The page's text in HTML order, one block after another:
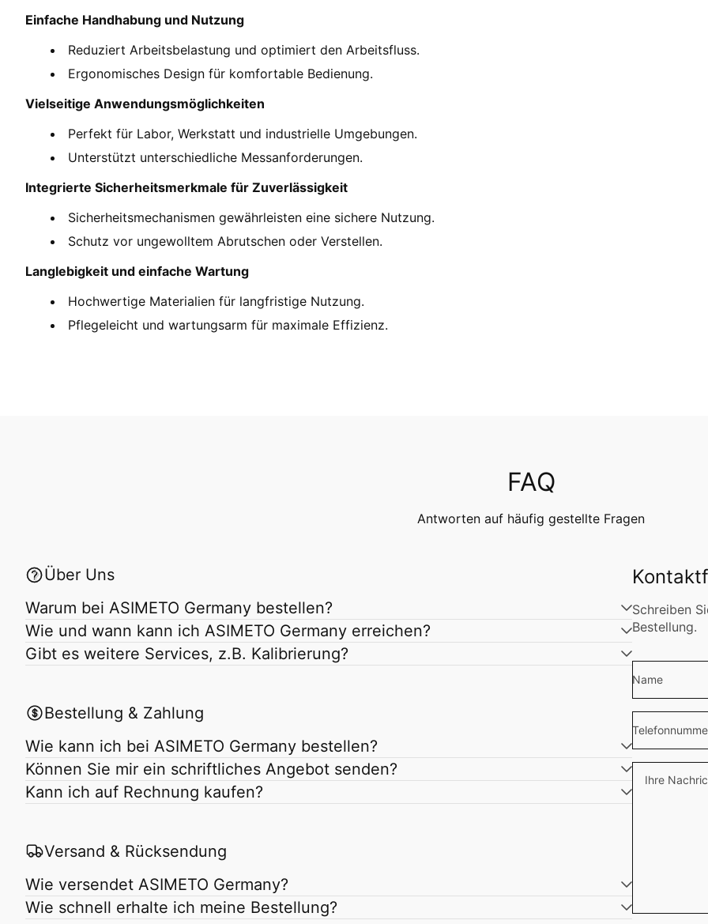
Einfache Handhabung und Nutzung
Reduziert Arbeitsbelastung und optimiert den Arbeitsfluss.
Ergonomisches Design für komfortable Bedienung.
Vielseitige Anwendungsmöglichkeiten
Perfekt für Labor, Werkstatt und industrielle Umgebungen.
Unterstützt unterschiedliche Messanforderungen.
Integrierte Sicherheitsmerkmale für Zuverlässigkeit
Sicherheitsmechanismen gewährleisten eine sichere Nutzung.
Schutz vor ungewolltem Abrutschen oder Verstellen.
Langlebigkeit und einfache Wartung
Hochwertige Materialien für langfristige Nutzung.
Pflegeleicht und wartungsarm für maximale Effizienz.
FAQ
Antworten auf häufig gestellte Fragen
Über Uns
Warum bei ASIMETO Germany bestellen?
Wie und wann kann ich ASIMETO Germany erreichen?
Gibt es weitere Services, z.B. Kalibrierung?
Bestellung & Zahlung
Wie kann ich bei ASIMETO Germany bestellen?
Können Sie mir ein schriftliches Angebot senden?
Kann ich auf Rechnung kaufen?
Versand & Rücksendung
Wie versendet ASIMETO Germany?
Wie schnell erhalte ich meine Bestellung?
Schreiben
Bestellung.
Name
Ihre